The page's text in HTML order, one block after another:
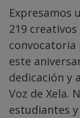
Expresamos
219
convocatoria
este
dedicación y
Voz de Xela.
estudiantes